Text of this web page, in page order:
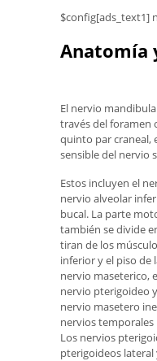
$config[ads_text1]
Anatomía
El nervio
través del foramen
quinto par craneal,
sensible del nervio
Estos incluyen el
nervio alveolar
bucal. La parte
también se divide
tiran de los
inferior y el piso de
nervio maseterico,
nervio pterigoideo
nervio masetero
nervios
Los nervios
pterigoideos lateral